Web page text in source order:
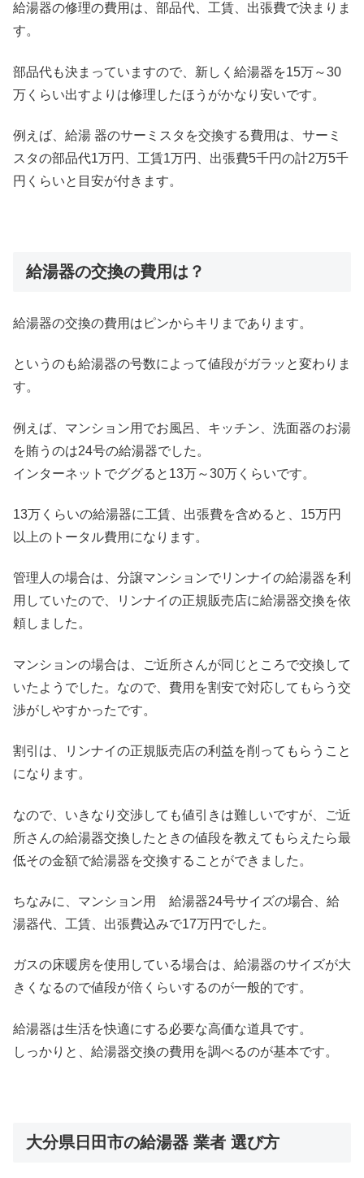
給湯器の修理の費用は、部品代、工賃、出張費で決まりま
す。
部品代も決まっていますので、新しく給湯器を15万～30
万くらい出すよりは修理したほうがかなり安いです。
例えば、給湯 器のサーミスタを交換する費用は、サーミ
スタの部品代1万円、工賃1万円、出張費5千円の計2万5千
円くらいと目安が付きます。
給湯器の交換の費用は？
給湯器の交換の費用はピンからキリまであります。
というのも給湯器の号数によって値段がガラッと変わりま
す。
例えば、マンション用でお風呂、キッチン、洗面器のお湯
を賄うのは24号の給湯器でした。
インターネットでググると13万～30万くらいです。
13万くらいの給湯器に工賃、出張費を含めると、15万円
以上のトータル費用になります。
管理人の場合は、分譲マンションでリンナイの給湯器を利
用していたので、リンナイの正規販売店に給湯器交換を依
頼しました。
マンションの場合は、ご近所さんが同じところで交換して
いたようでした。なので、費用を割安で対応してもらう交
渉がしやすかったです。
割引は、リンナイの正規販売店の利益を削ってもらうこと
になります。
なので、いきなり交渉しても値引きは難しいですが、ご近
所さんの給湯器交換したときの値段を教えてもらえたら最
低その金額で給湯器を交換することができました。
ちなみに、マンション用 給湯器24号サイズの場合、給
湯器代、工賃、出張費込みで17万円でした。
ガスの床暖房を使用している場合は、給湯器のサイズが大
きくなるので値段が倍くらいするのが一般的です。
給湯器は生活を快適にする必要な高価な道具です。
しっかりと、給湯器交換の費用を調べるのが基本です。
大分県日田市の給湯器 業者 選び方